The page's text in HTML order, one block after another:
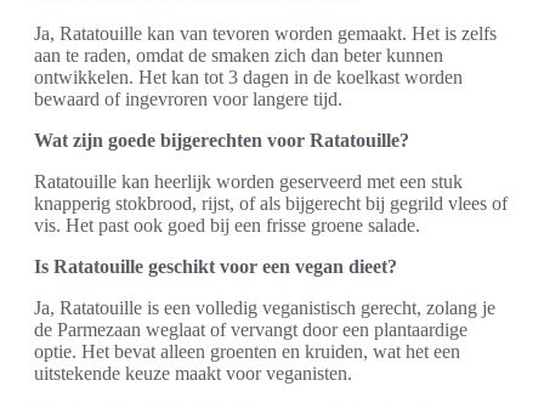
Ja, Ratatouille kan van tevoren worden gemaakt. Het is zelfs
aan te raden, omdat de smaken zich dan beter kunnen
ontwikkelen. Het kan tot 3 dagen in de koelkast worden
bewaard of ingevroren voor langere tijd.
Wat zijn goede bijgerechten voor Ratatouille?
Ratatouille kan heerlijk worden geserveerd met een stuk
knapperig stokbrood, rijst, of als bijgerecht bij gegrild vlees of
vis. Het past ook goed bij een frisse groene salade.
Is Ratatouille geschikt voor een vegan dieet?
Ja, Ratatouille is een volledig veganistisch gerecht, zolang je
de Parmezaan weglaat of vervangt door een plantaardige
optie. Het bevat alleen groenten en kruiden, wat het een
uitstekende keuze maakt voor veganisten.